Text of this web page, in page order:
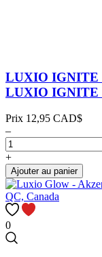
LUXIO IGNITE
LUXIO IGNITE
Prix 12,95 CAD$
–
+
Ajouter au panier
0